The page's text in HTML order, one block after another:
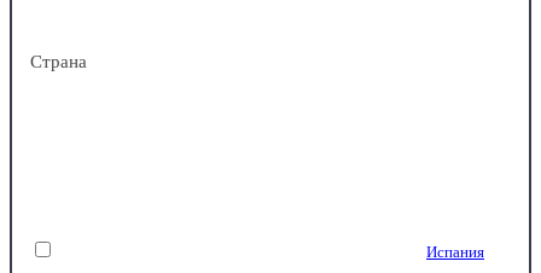
Страна
Испания